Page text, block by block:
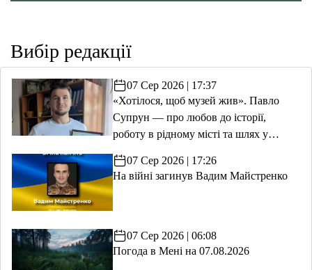
Вибір редакції
07 Сер 2026 | 17:37
«Хотілося, щоб музей жив». Павло
Супрун — про любов до історії,
роботу в рідному місті та шлях у
волонтерство
07 Сер 2026 | 17:26
На війні загинув Вадим Майстренко
07 Сер 2026 | 06:08
Погода в Мені на 07.08.2026